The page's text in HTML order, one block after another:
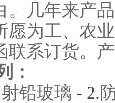
。几年来产
愿为工、农
联系订货。
：
铅玻璃 - 2.